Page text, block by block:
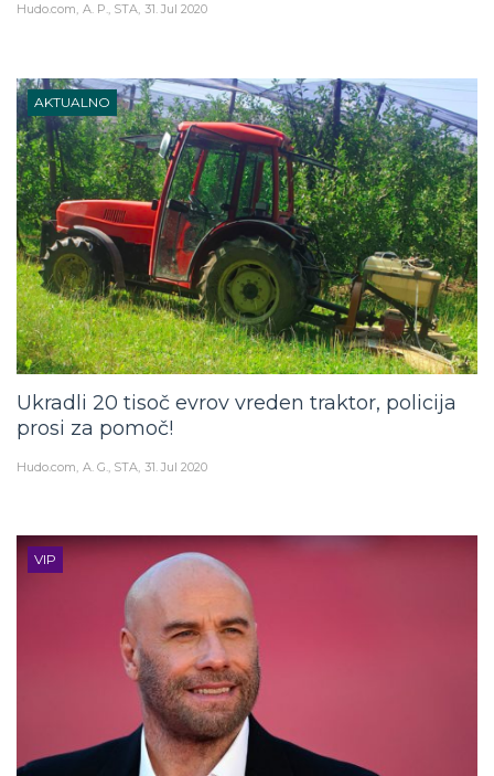
Hudo.com A. P., STA 31. Jul 2020
AKTUALNO
Ukradli 20 tisoč evrov vreden traktor, policija
prosi za pomoč!
Hudo.com A. G., STA 31. Jul 2020
VIP